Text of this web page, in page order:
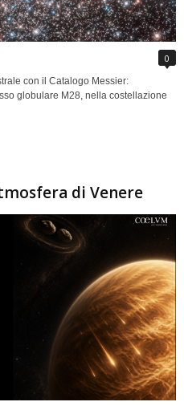
0
con il Catalogo Messier:
globulare M28, nella costellazione
di Venere